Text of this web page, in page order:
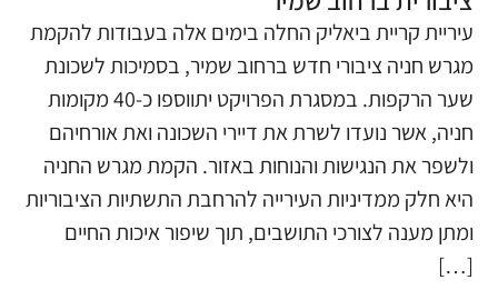
עיריית קריית ביאליק החלה בימים אלה בעבודות להקמת
מגרש חניה ציבורי חדש ברחוב שמיר, בסמיכות לשכונת
שער הרקפות. במסגרת הפרויקט יתווספו כ-40 מקומות
חניה, אשר נועדו לשרת את דיירי השכונה ואת אורחיהם
ולשפר את הנגישות והנוחות באזור. הקמת מגרש החניה
היא חלק ממדיניות העירייה להרחבת התשתיות הציבוריות
ומתן מענה לצורכי התושבים, תוך שיפור איכות החיים
[…]